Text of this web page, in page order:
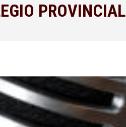
PROVINCIAL